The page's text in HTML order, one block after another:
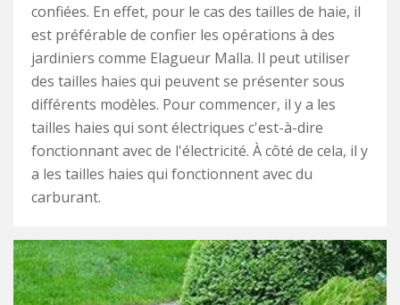
confiées. En effet, pour le cas des tailles de haie, il
est préférable de confier les opérations à des
jardiniers comme Elagueur Malla. Il peut utiliser
des tailles haies qui peuvent se présenter sous
différents modèles. Pour commencer, il y a les
tailles haies qui sont électriques c'est-à-dire
fonctionnant avec de l'électricité. À côté de cela, il y
a les tailles haies qui fonctionnent avec du
carburant.